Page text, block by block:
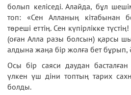
болып келіседі. Алайда, бұл
топ: «Сен Алланың кітабынан
төреші еттің. Сен күпірлікке
(оған Алла разы болсын) қарсы
алдына жаңа бір жолға бет бұрып,
Осы бір саяси даудан басталған
үлкен үш діни топтың тарих
болды.